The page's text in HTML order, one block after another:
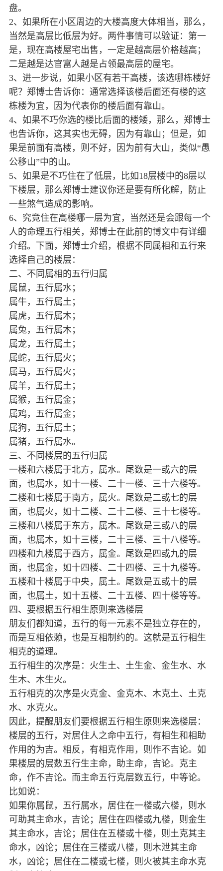
盘。
2、如果所在小区周边的大楼高度大体相当，那么，
当然是高层比低层为好。两件事情可以验证：第一
是，现在高楼屋宅出售，一定是越高层价格越高；
二是越是达官富人越是占领最高层的屋宅。
3、进一步说，如果小区有若干高楼，该选哪栋楼好
呢？郑博士告诉你：通常选择该楼后面还有楼的这
栋楼为宜，因为代表你的楼后面有靠山。
4、如果不巧你选的楼比后面的楼矮，那么，郑博士
也告诉你，这其实也无碍，因为有靠山；但是，如
果是前面有高楼，则不好，因为前有大山，类似“愚
公移山”中的山。
5、如果是不巧住在了低层，比如18层楼中的8层以
下楼层，那么郑博士建议你还是要有所化解，防止
一些煞气造成的影响。
6、究竟住在高楼哪一层为宜，当然还是会跟每一个
人的命理五行相关，郑博士在此前的博文中有详细
介绍。下面，郑博士介绍，根据不同属相和五行来
选择自己的楼层：
二、不同属相的五行归属
属鼠，五行属水；
属牛，五行属土；
属虎，五行属木；
属兔，五行属木；
属龙，五行属土；
属蛇，五行属火；
属马，五行属火；
属羊，五行属土；
属猴，五行属金；
属鸡，五行属金；
属狗，五行属土；
属猪，五行属水。
三、不同楼层的五行归属
一楼和六楼属于北方，属水。尾数是一或六的层
面，也属水，如十一楼、二十一楼、三十六楼等。
二楼和七楼属于南方，属火。尾数是二或七的层
面，也属火，如十二楼、二十二楼、三十七楼等。
三楼和八楼属于东方，属木。尾数是三或八的层
面，也属木，如十三楼，二十三楼、三十八楼等。
四楼和九楼属于西方，属金。尾数是四或九的层
面，也属金，如十四楼、二十四楼、三十九楼等。
五楼和十楼属于中央，属土。尾数是五或十的层
面，也属土，如十五楼、二十五楼、四十楼等等。
四、要根据五行相生原则来选楼层
朋友们都知道，五行的每一元素不是独立存在的，
而是互相依赖，也是互相制约的。这就是五行相生
相克的道理。
五行相生的次序是：火生土、土生金、金生水、水
生木、木生火。
五行相克的次序是火克金、金克木、木克土、土克
水、水克火。
因此，提醒朋友们要根据五行相生原则来选楼层：
楼层的五行，对居住人之命中五行，有相生和相助
作用的为吉。相反，有相克作用，则作不吉论。如
果楼层的层数五行生主命，助主命，吉论。克主
命，作不吉论。而主命五行克层数五行，中等论。
比如说：
如果你属鼠，五行属水，居住在一楼或六楼，则水
可助其主命水，吉论；居住在四楼或九楼，则金生
其主命水，吉论；居住在五楼或十楼，则土克其主
命水，凶论；居住在三楼或八楼，则木泄其主命
水，凶论；居住在二楼或七楼，则火被其主命水克